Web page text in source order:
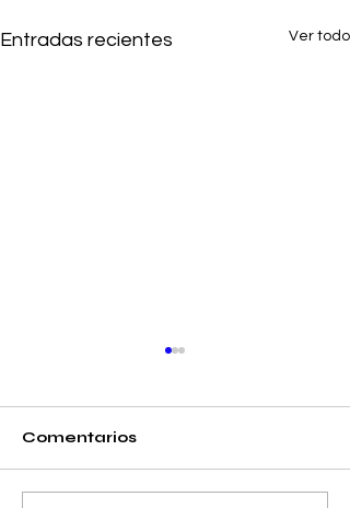
Entradas recientes Ver todo
Comentarios